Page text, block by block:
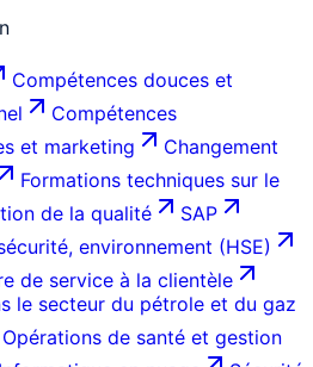
Compétences douces et
Compétences
et marketing
Changement
Formations techniques sur le
de la qualité
SAP
environnement (HSE)
de service à la clientèle
le secteur du pétrole et du gaz
Opérations de santé et gestion